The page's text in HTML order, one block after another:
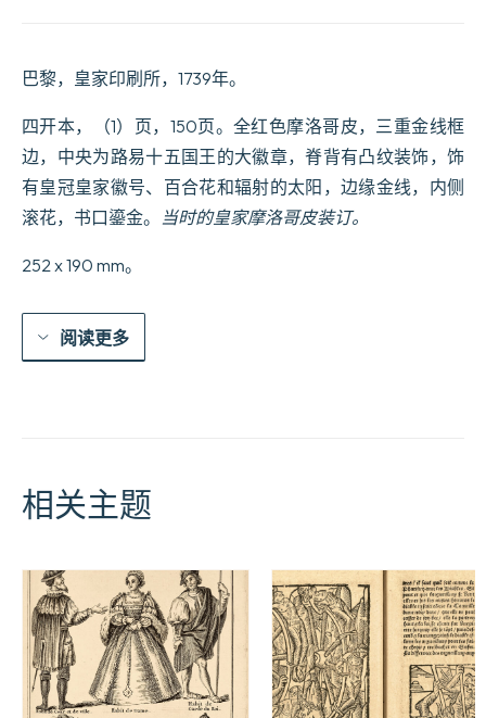
皇
及
帝
国
之
间
的
平
约。
1738
也
纳
署。
量
巴黎，皇家印刷所，1739年。
四开本，（1）页，150页。全红色摩洛哥皮，三重金线框
边，中央为路易十五国王的大徽章，脊背有凸纹装饰，饰
有皇冠皇家徽号、百合花和辐射的太阳，边缘金线，内侧
滚花，书口鎏金。 当时的皇家摩洛哥皮装订。
252 x 190 mm。
阅读更多
相关主题